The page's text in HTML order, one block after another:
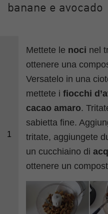
banane e avocado
1
Mettete le noci nel
ottenere una
Versatelo in una
mettete ifiocchi
cacao amaro.
sabietta fine.
tritate, aggiungete
un cucchiaino di
ottenere un